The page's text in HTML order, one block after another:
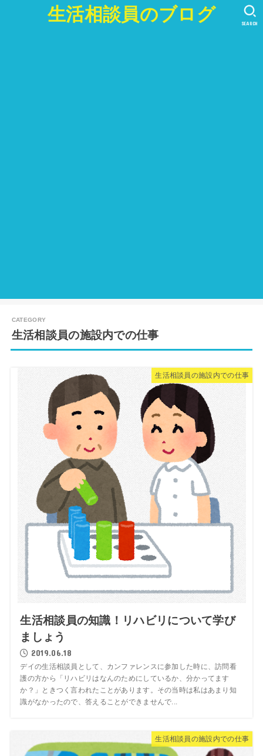
生活相談員のブログ SEARCH
生活相談員の施設内での仕事
生活相談員の施設内での仕事
生活相談員の知識！リハビリについて学び
ましょう
2019.06.18
デイの生活相談員として、カンファレンスに参加した時に、訪問看
護の方から「リハビリはなんのためにしているか、分かってます
か？」ときつく言われたことがあります。その当時は私はあまり知
識がなかったので、答えることができませんで...
生活相談員の施設内での仕事